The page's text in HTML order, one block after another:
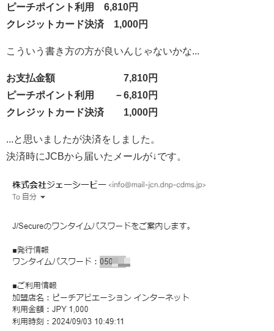
ピーチポイント利用 6,810円
クレジットカード決済 1,000円
こういう書き方の方が良いんじゃないかな...
お支払金額 7,810円
ピーチポイント利用 －6,810円
クレジットカード決済 1,000円
...と思いましたが決済をしました。
決済時にJCBから届いたメールが↓です。